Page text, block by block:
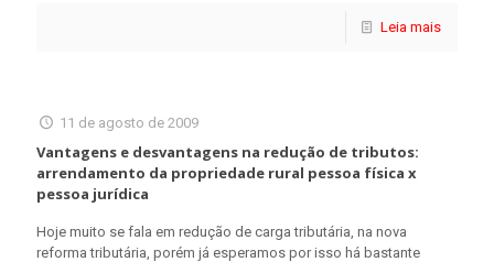
Leia mais
11 de agosto de 2009
Vantagens e desvantagens na redução de tributos:
arrendamento da propriedade rural pessoa física x
pessoa jurídica
Hoje muito se fala em redução de carga tributária, na nova
reforma tributária, porém já esperamos por isso há bastante